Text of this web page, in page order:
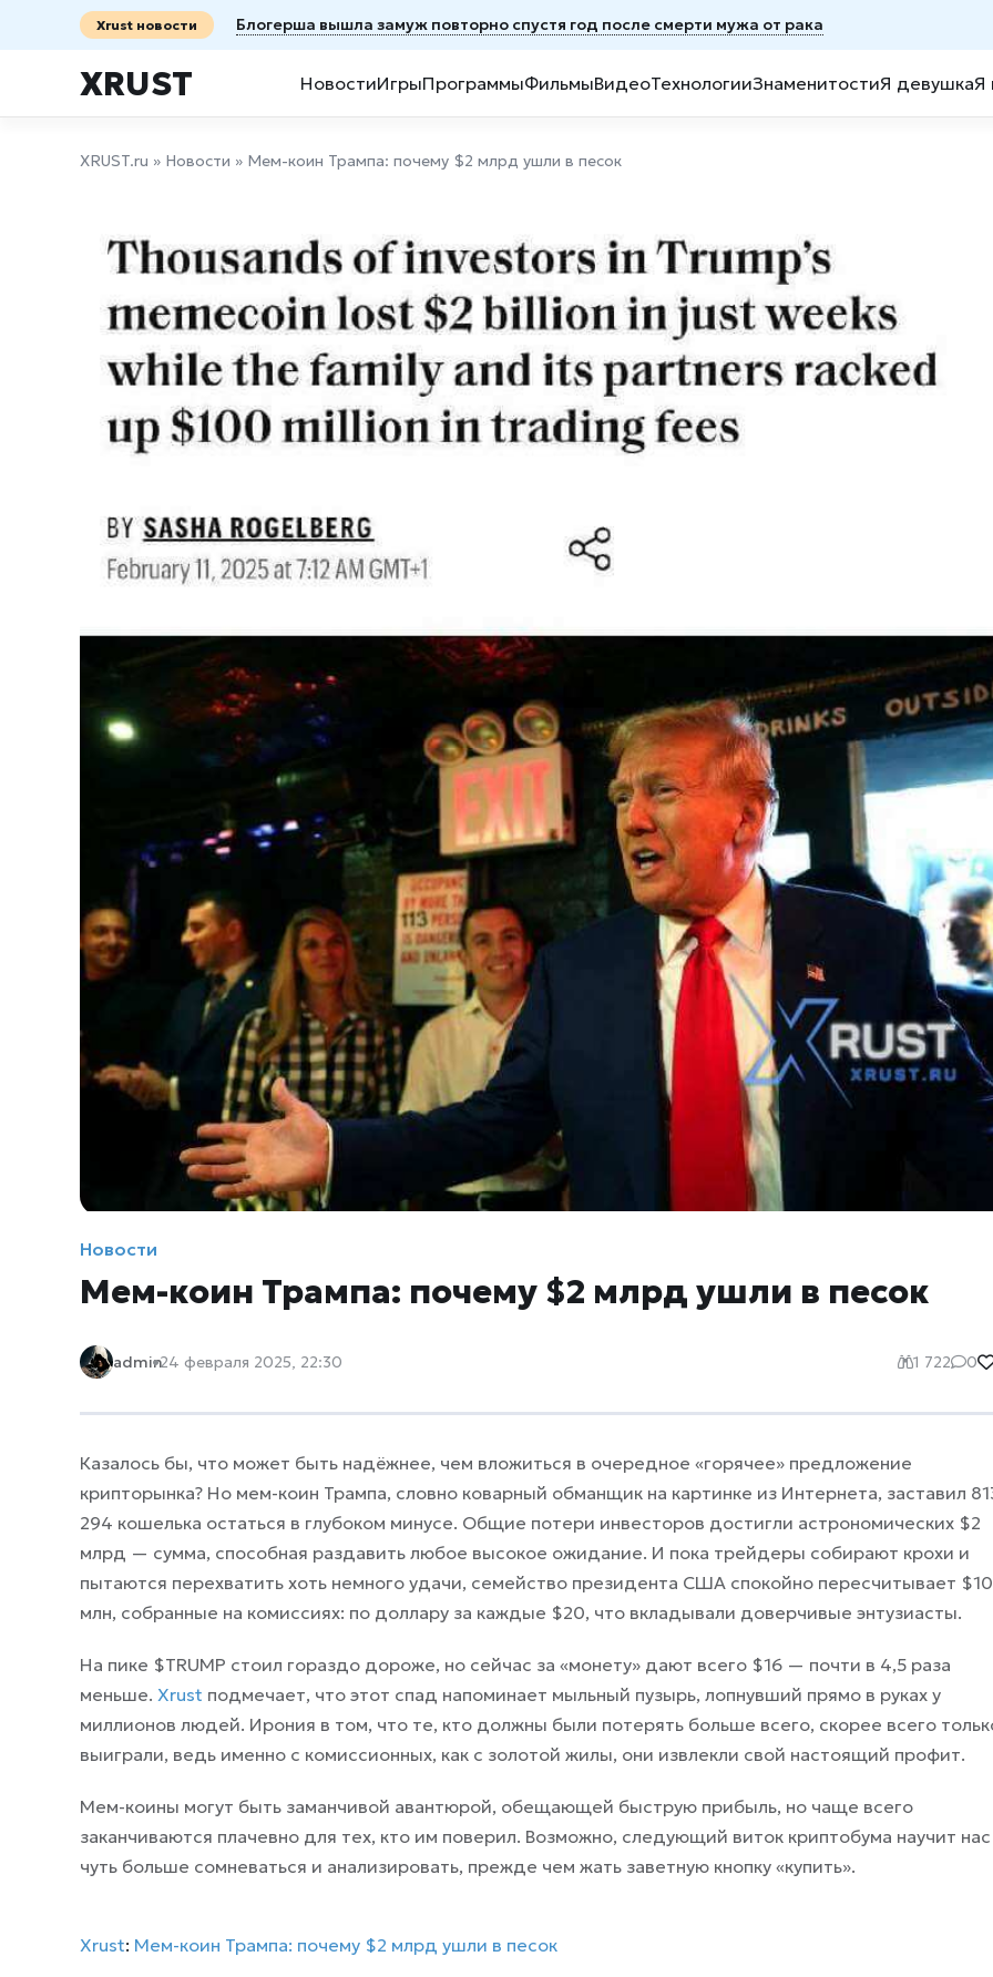
Xrust новости Блогерша вышла замуж повторно спустя год после смерти мужа от рака
XRUST НовостиИгрыПрограммыФильмыВидеоТехнологииЗнаменитостиЯ девушкаЯ
XRUST.ru » Новости » Мем-коин Трампа: почему $2 млрд ушли в песок
Новости
Мем-коин Трампа: почему $2 млрд ушли в песок
admin24 февраля 2025, 22:30 1 722 0
Казалось бы, что может быть надёжнее, чем вложиться в очередное «горячее» предложение
крипторынка? Но мем-коин Трампа, словно коварный обманщик на картинке из Интернета, заставил
294 кошелька остаться в глубоком минусе. Общие потери инвесторов достигли астрономических $2
млрд — сумма, способная раздавить любое высокое ожидание. И пока трейдеры собирают крохи и
пытаются перехватить хоть немного удачи, семейство президента США спокойно пересчитывает
млн, собранные на комиссиях: по доллару за каждые $20, что вкладывали доверчивые энтузиасты.
На пике $TRUMP стоил гораздо дороже, но сейчас за «монету» дают всего $16 — почти в 4,5 раза
меньше. Xrust подмечает, что этот спад напоминает мыльный пузырь, лопнувший прямо в руках у
миллионов людей. Ирония в том, что те, кто должны были потерять больше всего, скорее всего
выиграли, ведь именно с комиссионных, как с золотой жилы, они извлекли свой настоящий профит.
Мем-коины могут быть заманчивой авантюрой, обещающей быструю прибыль, но чаще всего
заканчиваются плачевно для тех, кто им поверил. Возможно, следующий виток криптобума научит нас
чуть больше сомневаться и анализировать, прежде чем жать заветную кнопку «купить».
Xrust: Мем-коин Трампа: почему $2 млрд ушли в песок